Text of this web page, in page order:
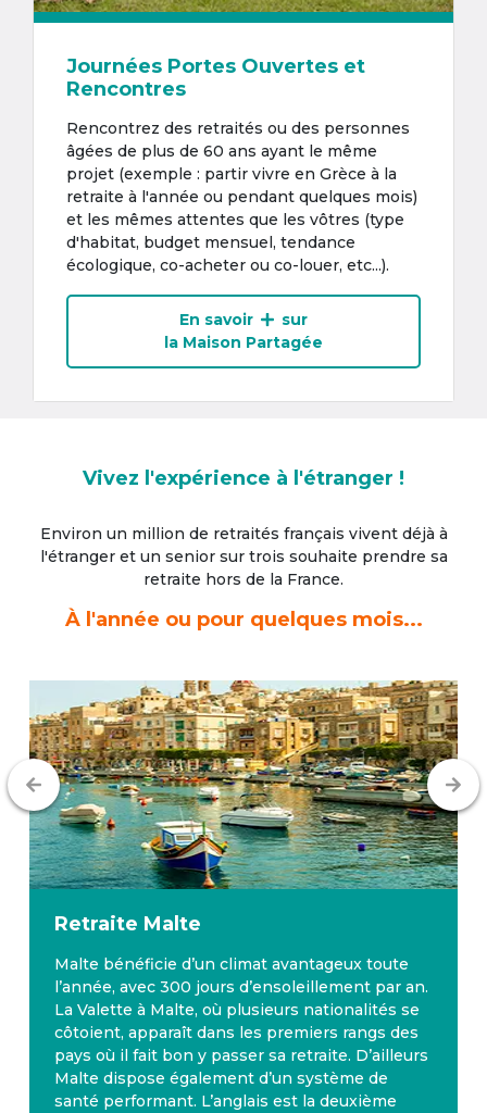
Journées Portes Ouvertes et
Rencontres
Rencontrez des retraités ou des personnes
âgées de plus de 60 ans ayant le même
projet (exemple : partir vivre en Grèce à la
retraite à l'année ou pendant quelques mois)
et les mêmes attentes que les vôtres (type
d'habitat, budget mensuel, tendance
écologique, co-acheter ou co-louer, etc...).
En savoir
sur
la Maison Partagée
Vivez l'expérience à l'étranger !
Environ un million de retraités français vivent déjà à
l'étrangeret un senior sur trois souhaite prendre sa
retraite hors de la France.
À l'année ou pour quelques mois...
Retraite Malte
Malte bénéficie d’un climat avantageux toute
l’année, avec 300 jours d’ensoleillement par an.
La Valette à Malte, où plusieurs nationalités se
côtoient, apparaît dans les premiers rangs des
pays où il fait bon y passer sa retraite. D’ailleurs
Malte dispose également d’un système de
santé performant. L’anglais est la deuxième